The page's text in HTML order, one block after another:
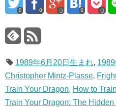
0 0 0
1989年6月20日生まれ,
Christopher Mintz-Plasse,
Train Your Dragon, How to
Train Your Dragon: The Hidden